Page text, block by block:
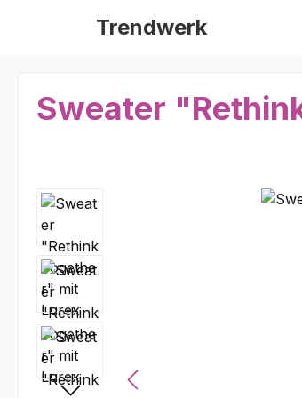
Hauptinhalt springen
Zur Suche springen
Zur Hauptnavigation springen
Trendwerk
Sweater
Bildergalerie überspringen